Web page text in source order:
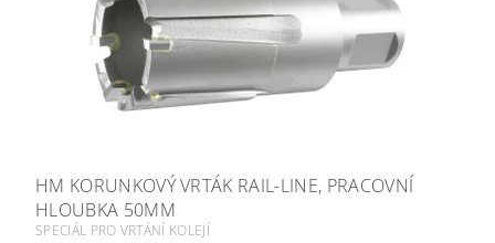
HM KORUNKOVÝ VRTÁK RAIL-LINE, PRACOVNÍ
HLOUBKA 50MM
SPECIÁL PRO VRTÁNÍ KOLEJÍ